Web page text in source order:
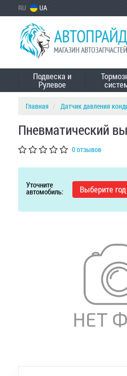
RU UA
Подвеска и
Рулевое
Главная Датчик давления
Пневматический
0 отзывов
Уточните
автомобиль: Выберите год